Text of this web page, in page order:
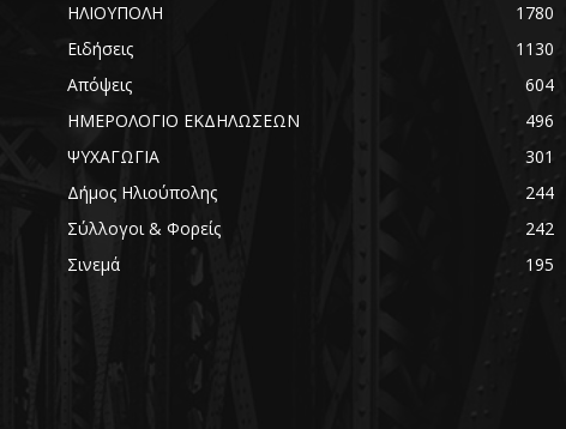
ΗΛΙΟΥΠΟΛΗ
1780
Ειδήσεις
1130
Απόψεις
604
ΗΜΕΡΟΛΟΓΙΟ ΕΚΔΗΛΩΣΕΩΝ
496
ΨΥΧΑΓΩΓΙΑ
301
Δήμος Ηλιούπολης
244
Σύλλογοι & Φορείς
242
Σινεμά
195